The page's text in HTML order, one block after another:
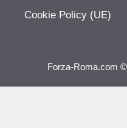
Cookie Policy (UE)
Forza-Roma.com